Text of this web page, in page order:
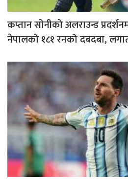
कप्तान सोनीको अलराउन्ड
नेपालको १८१ रनको दबदबा,